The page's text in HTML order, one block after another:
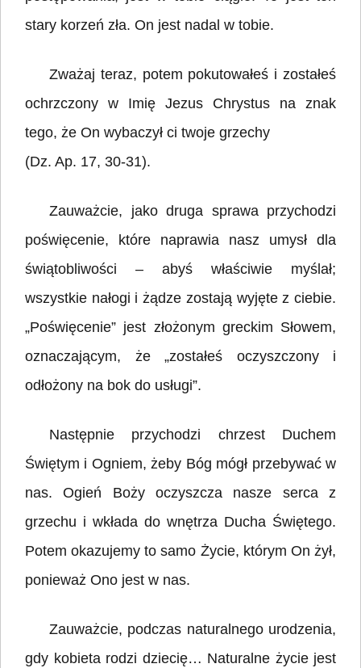
stary korzeń zła. On jest nadal w tobie.
Zważaj teraz, potem pokutowałeś i zostałeś
ochrzczony w Imię Jezus Chrystus na znak
tego, że On wybaczył ci twoje grzechy
(Dz. Ap. 17, 30-31).
Zauważcie, jako druga sprawa przychodzi
poświęcenie, które naprawia nasz umysł dla
świątobliwości – abyś właściwie myślał;
wszystkie nałogi i żądze zostają wyjęte z ciebie.
„Poświęcenie” jest złożonym greckim Słowem,
oznaczającym, że „zostałeś oczyszczony i
odłożony na bok do usługi”.
Następnie przychodzi chrzest Duchem
Świętym i Ogniem, żeby Bóg mógł przebywać w
nas. Ogień Boży oczyszcza nasze serca z
grzechu i wkłada do wnętrza Ducha Świętego.
Potem okazujemy to samo Życie, którym On żył,
ponieważ Ono jest w nas.
Zauważcie, podczas naturalnego urodzenia,
gdy kobieta rodzi dziecię… Naturalne życie jest